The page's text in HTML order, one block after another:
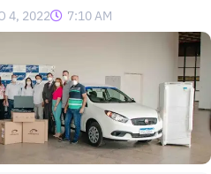
4, 2022 7:10 AM